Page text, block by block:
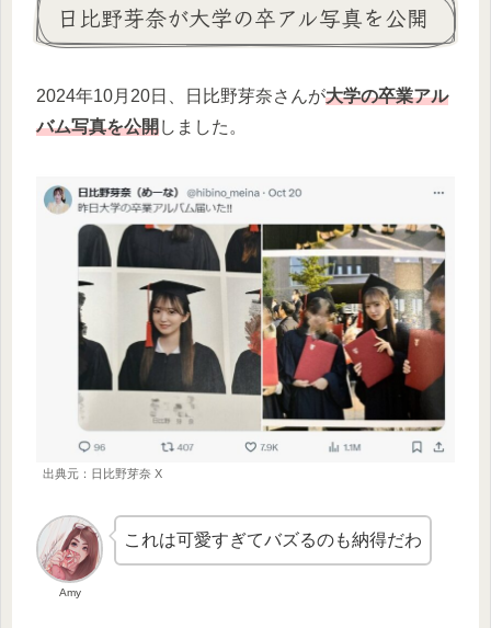
日比野芽奈が大学の卒アル写真を公開
2024年10月20日、日比野芽奈さんが大学の卒業アル
バム写真を公開しました。
出典元：日比野芽奈 X
Amy
これは可愛すぎてバズるのも納得だわ